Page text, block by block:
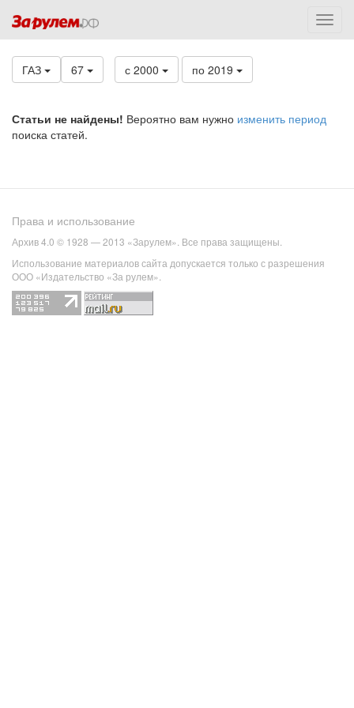
ГАЗ 67 с 2000 по 2019
Статьи не найдены! Вероятно вам нужно изменить период
поиска статей.
Права и использование
Архив 4.0 © 1928 — 2013 «Зарулем». Все права защищены.
Использование материалов сайта допускается только с разрешения
ООО «Издательство «За рулем».